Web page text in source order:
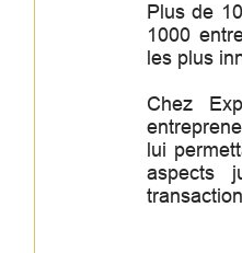
Plus de
1000
les plus
Chez
lui
aspects